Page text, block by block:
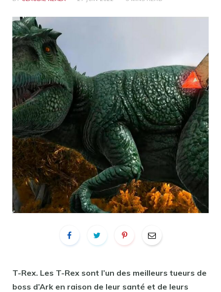
T-Rex. Les T-Rex sont l’un des meilleurs tueurs de
boss d’Ark en raison de leur santé et de leurs